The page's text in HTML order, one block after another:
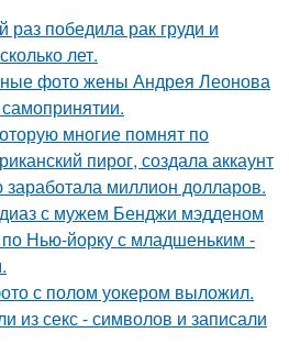
раз победила рак груди и
лет.
фото жены Андрея Леонова
многие помнят по
пирог, создала аккаунт
миллион долларов.
с мужем Бенджи мэдденом
Нью-йорку с младшеньким -
с полом уокером выложил.
из секс - символов и записали